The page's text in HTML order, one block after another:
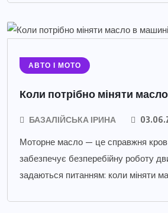
АВТО І МОТО
Коли потрібно міняти
БАЗАЛІЙСЬКА ІРИНА
Моторне масло — це справжня кров
забезпечує безперебійну роботу
задаються питанням: коли міняти